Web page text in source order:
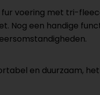
voering met tri-
Nog een handige
en duurzaam,